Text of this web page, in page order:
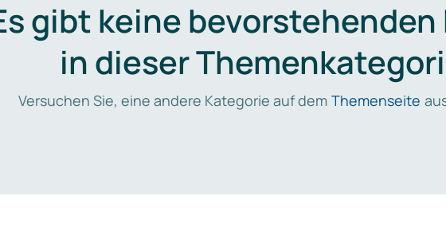
gibt keine bevorstehenden
in dieser
Versuchen Sie, eine andere Kategorie auf dem Themenseite